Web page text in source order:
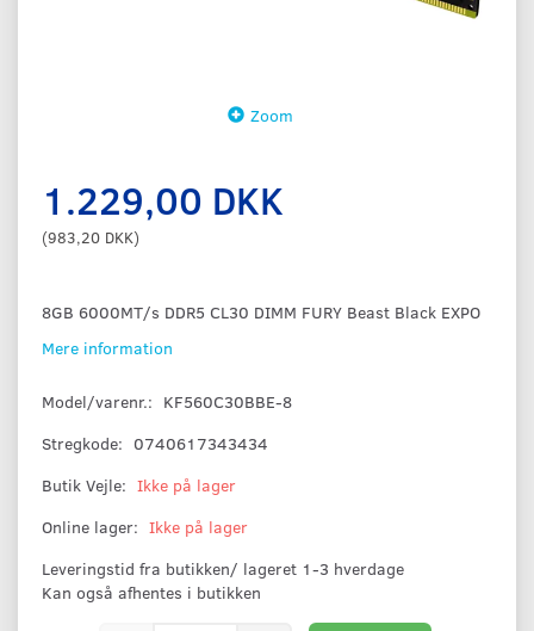
Zoom
1.229,00 DKK
(983,20 DKK)
8GB 6000MT/s DDR5 CL30 DIMM FURY Beast Black EXPO
Mere information
Model/varenr.: KF560C30BBE-8
Stregkode: 0740617343434
Butik Vejle: Ikke på lager
Online lager: Ikke på lager
Leveringstid fra butikken/ lageret 1-3 hverdage
Kan også afhentes i butikken